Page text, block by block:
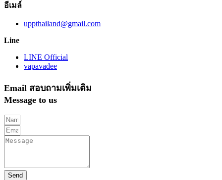
อีเมล์
uppthailand@gmail.com
Line
LINE Official
vapavadee
Email สอบถามเพิ่มเติม
Message to us
Send